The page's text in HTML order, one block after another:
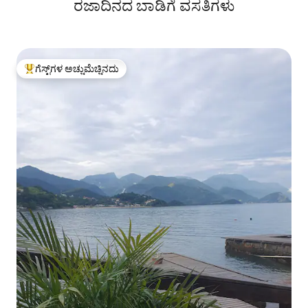
ರಜಾದಿನದ ಬಾಡಿಗೆ ವಸತಿಗಳು
ಗೆಸ್ಟ್‌ಗಳಿಗೆ ಅತಿ ಹೆಚ್ಚು ಅಚ್ಚುಮೆಚ್ಚಿನದು
ಗೆಸ್ಟ್‌ಗಳ ಅಚ್ಚುಮೆಚ್ಚಿನದು